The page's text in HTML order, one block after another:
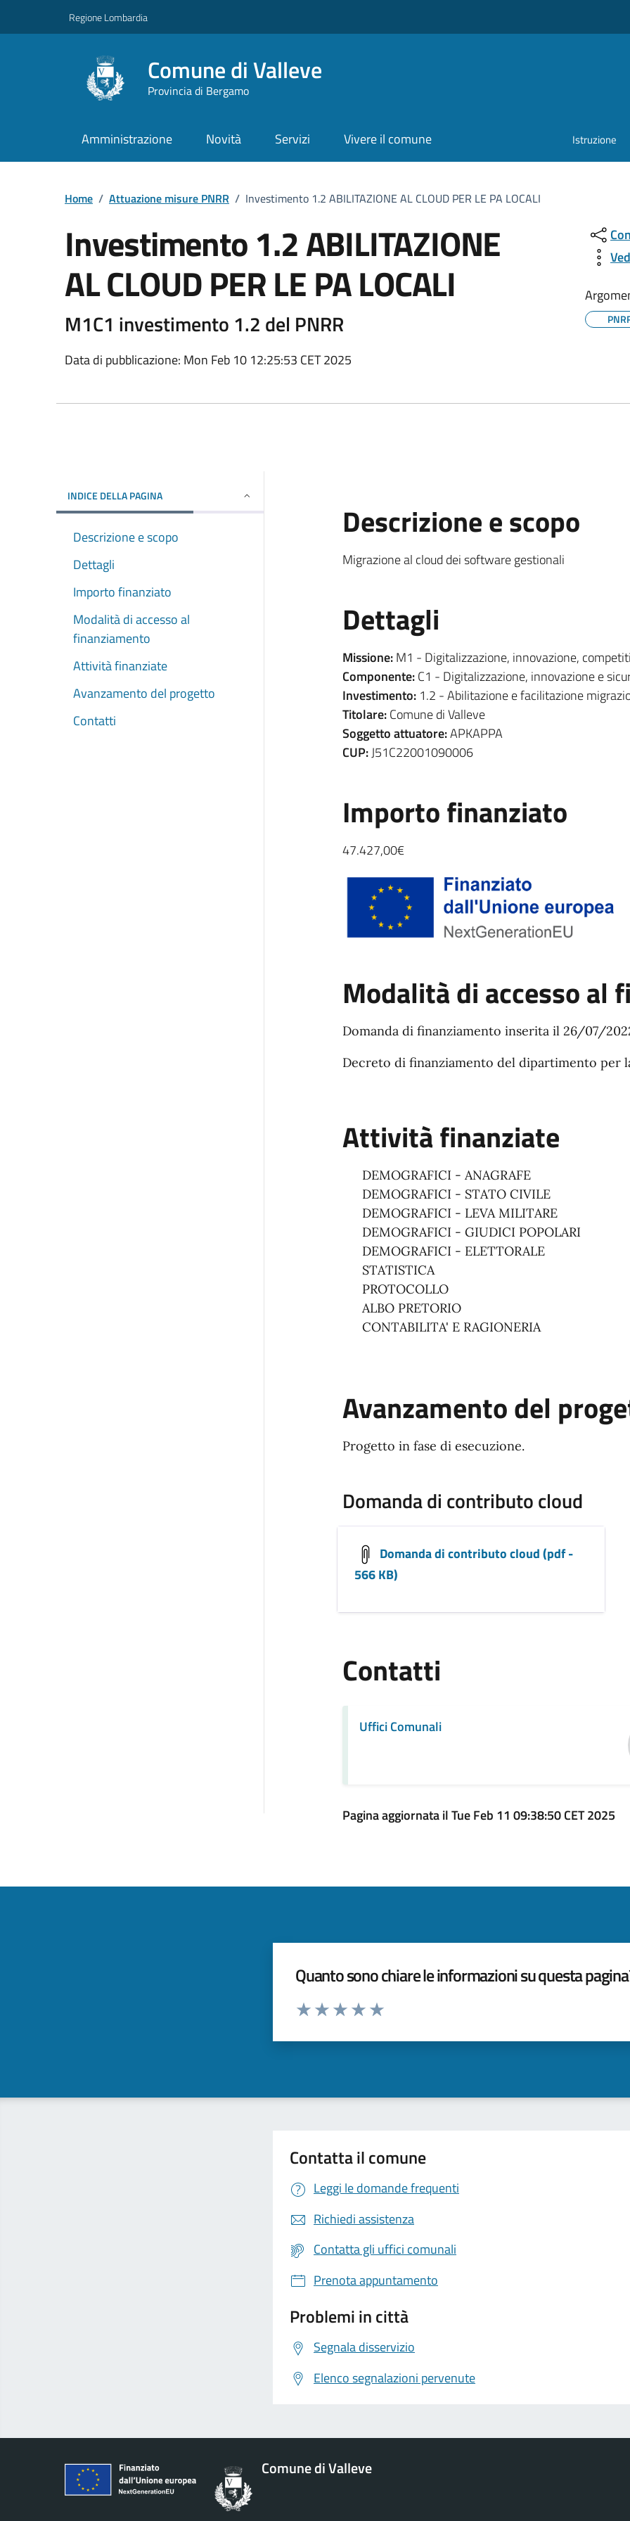
Regione Lombardia
Comune di Valleve
Provincia di Bergamo
Amministrazione Novità Servizi Vivere il comune Istruzione
Home / Attuazione misure PNRR / Investimento 1.2 ABILITAZIONE AL CLOUD PER LE PA LOCALI
Investimento 1.2 ABILITAZIONE
AL CLOUD PER LE PA LOCALI
M1C1 investimento 1.2 del PNRR
Data di pubblicazione: Mon Feb 10 12:25:53 CET 2025
INDICE DELLA PAGINA
Descrizione e scopo
Dettagli
Importo finanziato
Modalità di accesso al
finanziamento
Attività finanziate
Avanzamento del progetto
Contatti
Descrizione e scopo
Migrazione al cloud dei software gestionali
Dettagli
Missione:M1 - Digitalizzazione, innovazione,
Componente:C1 - Digitalizzazione, innovazione e
Investimento: 1.2 - Abilitazione e facilitazione
Titolare:Comune di Valleve
Soggetto attuatore:APKAPPA
CUP:J51C22001090006
Importo finanziato
47.427,00€
Modalità di accesso al
Domanda di finanziamento inserita il 26/07/
Decreto di finanziamento del dipartimento per
Attività finanziate
DEMOGRAFICI - ANAGRAFE
DEMOGRAFICI - STATO CIVILE
DEMOGRAFICI - LEVA MILITARE
DEMOGRAFICI - GIUDICI POPOLARI
DEMOGRAFICI - ELETTORALE
STATISTICA
PROTOCOLLO
ALBO PRETORIO
CONTABILITA' E RAGIONERIA
Avanzamento del
Progetto in fase di esecuzione.
Domanda di contributo cloud
Domanda di contributo cloud (pdf -
566 KB)
Contatti
Uffici Comunali
Pagina aggiornata il Tue Feb 11 09:38:50 CET 2025
Quanto sono chiare le informazioni su questa
Valuta da 1 a 5 stelle la pagina
Contatta il comune
Leggi le domande frequenti
Richiedi assistenza
Contatta gli uffici comunali
Prenota appuntamento
Problemi in città
Segnala disservizio
Elenco segnalazioni pervenute
Comune di Valleve